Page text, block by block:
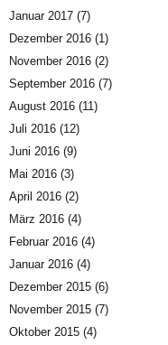
Januar 2017 (7)
Dezember 2016 (1)
November 2016 (2)
September 2016 (7)
August 2016 (11)
Juli 2016 (12)
Juni 2016 (9)
Mai 2016 (3)
April 2016 (2)
März 2016 (4)
Februar 2016 (4)
Januar 2016 (4)
Dezember 2015 (6)
November 2015 (7)
Oktober 2015 (4)